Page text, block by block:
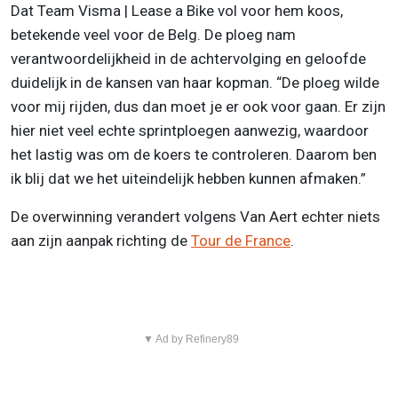
Dat Team Visma | Lease a Bike vol voor hem koos,
betekende veel voor de Belg. De ploeg nam
verantwoordelijkheid in de achtervolging en geloofde
duidelijk in de kansen van haar kopman. “De ploeg wilde
voor mij rijden, dus dan moet je er ook voor gaan. Er zijn
hier niet veel echte sprintploegen aanwezig, waardoor
het lastig was om de koers te controleren. Daarom ben
ik blij dat we het uiteindelijk hebben kunnen afmaken.”
De overwinning verandert volgens Van Aert echter niets
aan zijn aanpak richting de Tour de France.
▼ Ad by Refinery89